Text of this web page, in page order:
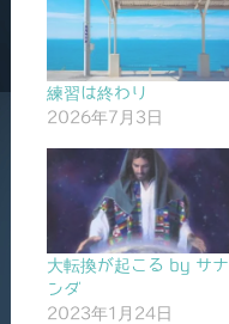
練習は終わり
2026年7月3日
大転換が起こる by サナ
ンダ
2023年1月24日